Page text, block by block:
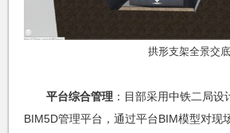
拱形支架全景交底
平台综合管理：目部采用中铁二局设
BIM5D管理平台，通过平台BIM模型对现